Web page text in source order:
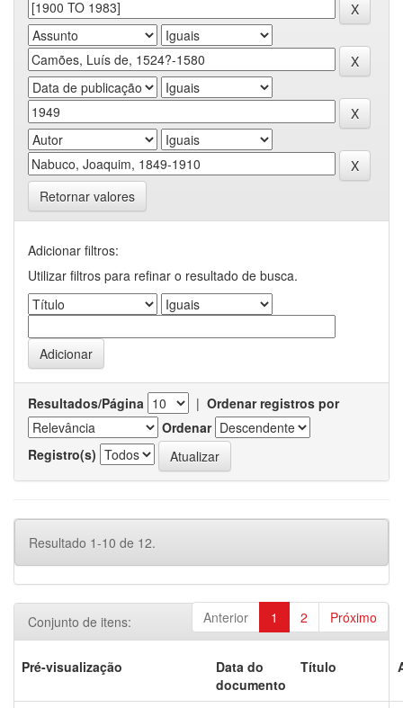
Retornar valores
Adicionar filtros:
Utilizar filtros para refinar o resultado de busca.
Resultados/Página | Ordenar registros por
Ordenar
Registro(s)
Resultado 1-10 de 12.
Anterior 1 2 Próximo
Conjunto de itens:
Pré-visualização
Data do
documento
Título